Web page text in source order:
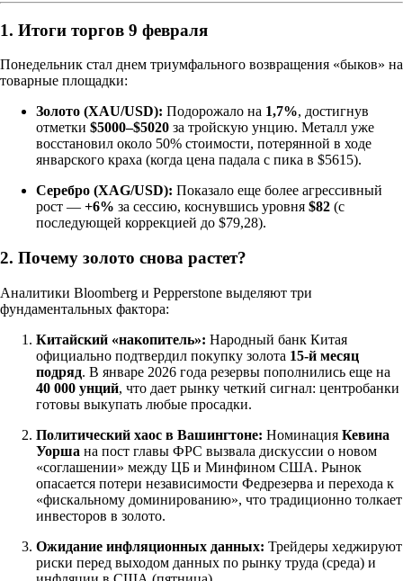
1. Итоги торгов 9 февраля
Понедельник стал днем триумфального возвращения «быков» на
товарные площадки:
Золото (XAU/USD): Подорожало на 1,7%, достигнув
отметки $5000–$5020 за тройскую унцию. Металл уже
восстановил около 50% стоимости, потерянной в ходе
январского краха (когда цена падала с пика в $5615).
Серебро (XAG/USD): Показало еще более агрессивный
рост — +6% за сессию, коснувшись уровня $82 (с
последующей коррекцией до $79,28).
2. Почему золото снова растет?
Аналитики Bloomberg и Pepperstone выделяют три
фундаментальных фактора:
Китайский «накопитель»: Народный банк Китая
официально подтвердил покупку золота 15-й месяц
подряд. В январе 2026 года резервы пополнились еще на
40 000 унций, что дает рынку четкий сигнал: центробанки
готовы выкупать любые просадки.
Политический хаос в Вашингтоне: Номинация Кевина
Уорша на пост главы ФРС вызвала дискуссии о новом
«соглашении» между ЦБ и Минфином США. Рынок
опасается потери независимости Федрезерва и перехода к
«фискальному доминированию», что традиционно толкает
инвесторов в золото.
Ожидание инфляционных данных: Трейдеры хеджируют
риски перед выходом данных по рынку труда (среда) и